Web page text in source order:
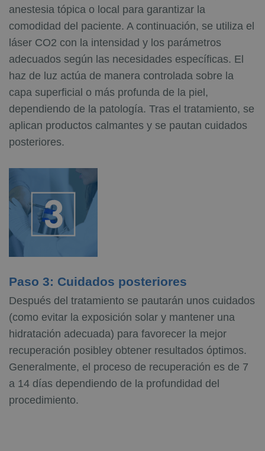
anestesia tópica o local para garantizar la
comodidad del paciente. A continuación, se utiliza el
láser CO2 con la intensidad y los parámetros
adecuados según las necesidades específicas. El
haz de luz actúa de manera controlada sobre la
capa superficial o más profunda de la piel,
dependiendo de la patología. Tras el tratamiento, se
aplican productos calmantes y se pautan cuidados
posteriores.
Paso 3: Cuidados posteriores
Después del tratamiento se pautarán unos cuidados
(como evitar la exposición solar y mantener una
hidratación adecuada) para favorecer la mejor
recuperación posibley obtener resultados óptimos.
Generalmente, el proceso de recuperación es de 7
a 14 días dependiendo de la profundidad del
procedimiento.